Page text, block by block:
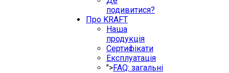
подивитися?
Про KRAFT
Наша
продукція
Сертифікати
Експлуатація
">FAQ: загальні